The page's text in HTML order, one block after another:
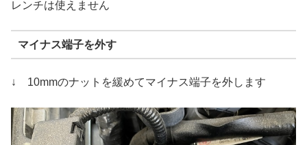
レンチは使えません
マイナス端子を外す
↓ 10mmのナットを緩めてマイナス端子を外します